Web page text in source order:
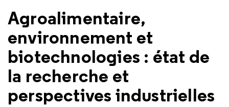
Agroalimentaire,
environnement et
biotechnologies : état de
la recherche et
perspectives industrielles